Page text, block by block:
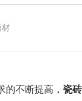
材
不断提高， 瓷